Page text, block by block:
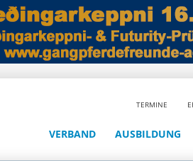
TERMINE
VERBAND AUSBILDUNG